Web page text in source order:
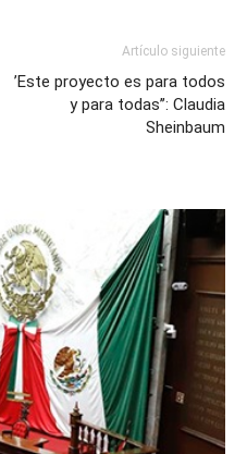
Artículo siguiente
’Este proyecto es para todos
y para todas’’: Claudia
Sheinbaum